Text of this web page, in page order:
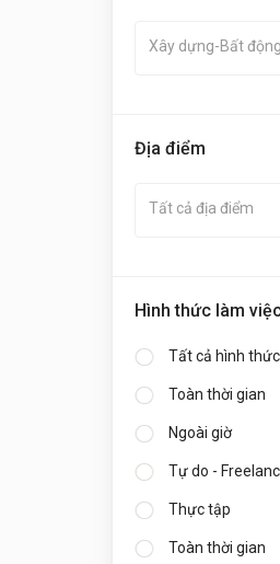
Xây dựng-Bất
Địa điểm
Tất cả địa điểm
Hình thức làm
Tất cả hình thức
Toàn thời gian
Ngoài giờ
Tự do -
Thực tập
Toàn thời gian